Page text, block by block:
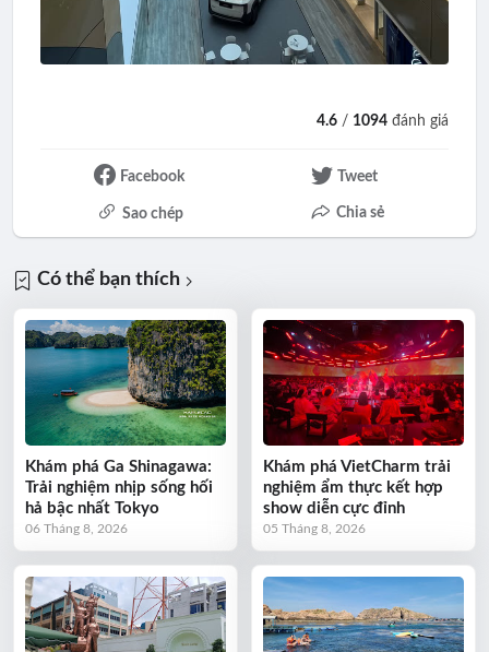
4.6 / 1094 đánh giá
Facebook Tweet
Sao chép Chia sẻ
Có thể bạn thích
Khám phá Ga Shinagawa:
Trải nghiệm nhịp sống hối
hả bậc nhất Tokyo
06 Tháng 8, 2026
Khám phá VietCharm trải
nghiệm ẩm thực kết hợp
show diễn cực đỉnh
05 Tháng 8, 2026